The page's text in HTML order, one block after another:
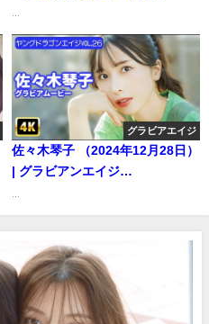
ビアン魂】 (Feb 18, 2026) |
SPA!グラビアチャンネルさんよ
り
グラビアエイジ
佐々木琴子 （2024年12月28日）
| グラビアンエイジ